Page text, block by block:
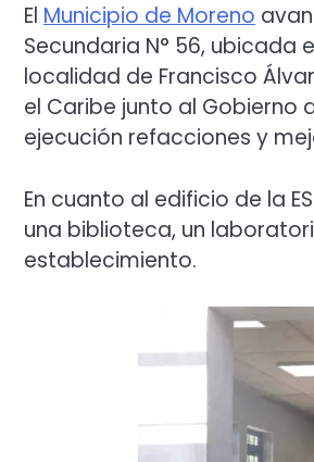
El Municipio de Moreno
Secundaria N° 56, ubicada
localidad de Francisco
el Caribe junto al Gobierno
ejecución refacciones y
En cuanto al edificio de la
una biblioteca, un
establecimiento.